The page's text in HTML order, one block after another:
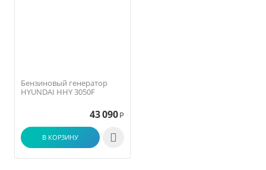
Бензиновый генератор
HYUNDAI HHY 3050F
43 090 Р
В КОРЗИНУ 